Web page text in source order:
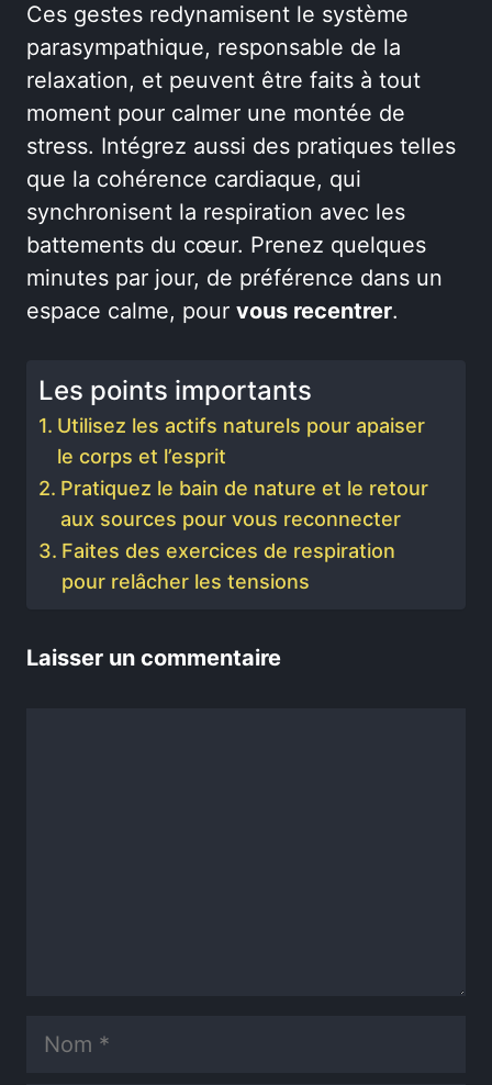
Ces gestes redynamisent le système
parasympathique, responsable de la
relaxation, et peuvent être faits à tout
moment pour calmer une montée de
stress. Intégrez aussi des pratiques telles
que la cohérence cardiaque, qui
synchronisent la respiration avec les
battements du cœur. Prenez quelques
minutes par jour, de préférence dans un
espace calme, pour vous recentrer.
Les points importants
Utilisez les actifs naturels pour apaiser
le corps et l’esprit
Pratiquez le bain de nature et le retour
aux sources pour vous reconnecter
Faites des exercices de respiration
pour relâcher les tensions
Laisser un commentaire
Nom